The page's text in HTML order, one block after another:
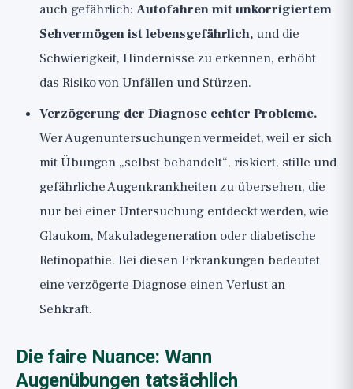
auch gefährlich: Autofahren mit unkorrigiertem
Sehvermögen ist lebensgefährlich, und die
Schwierigkeit, Hindernisse zu erkennen, erhöht
das Risiko von Unfällen und Stürzen.
Verzögerung der Diagnose echter Probleme.
Wer Augenuntersuchungen vermeidet, weil er sich
mit Übungen „selbst behandelt“, riskiert, stille und
gefährliche Augenkrankheiten zu übersehen, die
nur bei einer Untersuchung entdeckt werden, wie
Glaukom, Makuladegeneration oder diabetische
Retinopathie. Bei diesen Erkrankungen bedeutet
eine verzögerte Diagnose einen Verlust an
Sehkraft.
Die faire Nuance: Wann
Augenübungen tatsächlich